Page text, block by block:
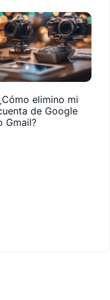
elimino mi
de Google
Gmail?